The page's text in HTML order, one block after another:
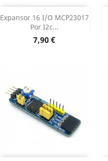
Expansor 16 I/O MCP23017
Por I2c...
Preço
7,90 €
 Sem stock